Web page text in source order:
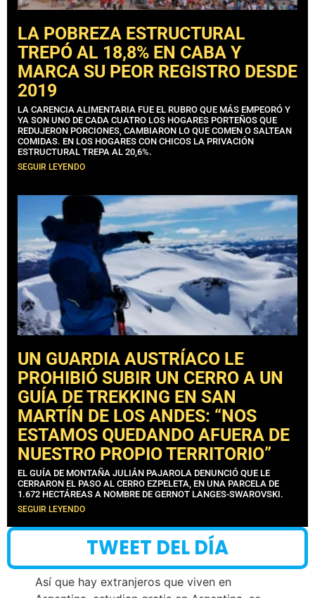
LA POBREZA ESTRUCTURAL
TREPÓ AL 18,8% EN CABA Y
MARCA SU PEOR REGISTRO DESDE
2019
LA CARENCIA ALIMENTARIA FUE EL RUBRO QUE MÁS EMPEORÓ Y
YA SON UNO DE CADA CUATRO LOS HOGARES PORTEÑOS QUE
REDUJERON PORCIONES, CAMBIARON LO QUE COMEN O SALTEAN
COMIDAS. EN LOS HOGARES CON CHICOS LA PRIVACIÓN
ESTRUCTURAL TREPA AL 20,6%.
SEGUIR LEYENDO
UN GUARDIA AUSTRÍACO LE
PROHIBIÓ SUBIR UN CERRO A UN
GUÍA DE TREKKING EN SAN
MARTÍN DE LOS ANDES: “NOS
ESTAMOS QUEDANDO AFUERA DE
NUESTRO PROPIO TERRITORIO”
EL GUÍA DE MONTAÑA JULIÁN PAJAROLA DENUNCIÓ QUE LE
CERRARON EL PASO AL CERRO EZPELETA, EN UNA PARCELA DE
1.672 HECTÁREAS A NOMBRE DE GERNOT LANGES-SWAROVSKI.
SEGUIR LEYENDO
TWEET DEL DÍA
Así que hay extranjeros que viven en